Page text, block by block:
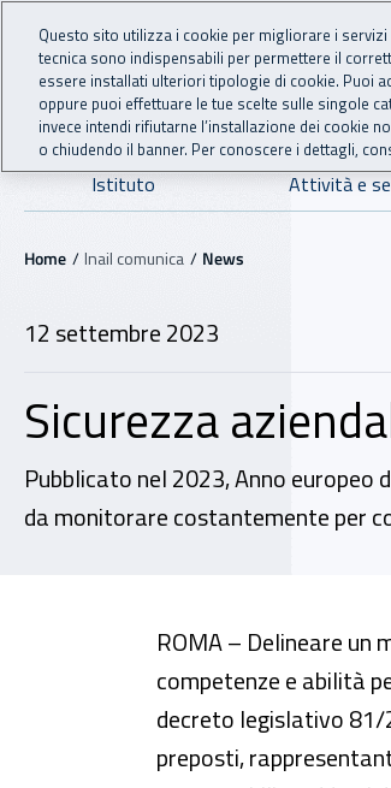
Vai al menu principale
Vai al contenuto principale
INAIL - Istituto
Navigazione principale
Istituto Attività e
Navigazione - Ti trovi in:
Home Inail comunica News
12 settembre 2023
Sicurezza
Pubblicato nel 2023, Anno europeo
da monitorare costantemente per
Sicurezza
ROMA – Delineare un
competenze e abilità
decreto legislativo 81/
preposti,
Questo sito utilizza i cookie per migliorare i
tecnica sono indispensabili per permettere il
essere installati ulteriori tipologie di cookie. Puoi
oppure puoi effettuare le tue scelte sulle singole
invece intendi rifiutarne l’installazione dei cookie
o chiudendo il banner. Per conoscere i dettagli,